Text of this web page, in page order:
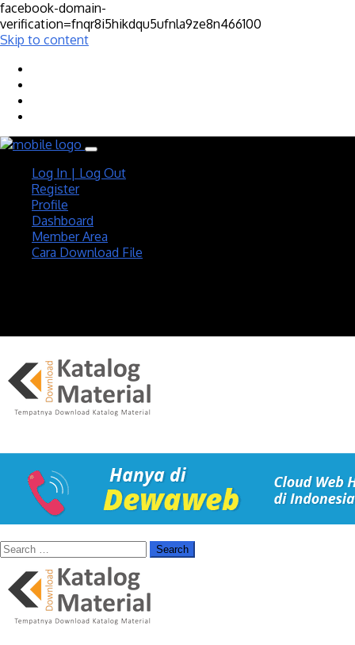
facebook-domain-
verification=fnqr8i5hikdqu5ufnla9ze8n466100
Skip to content
Log In | Log Out
Register
Profile
Dashboard
Member Area
Cara Download File